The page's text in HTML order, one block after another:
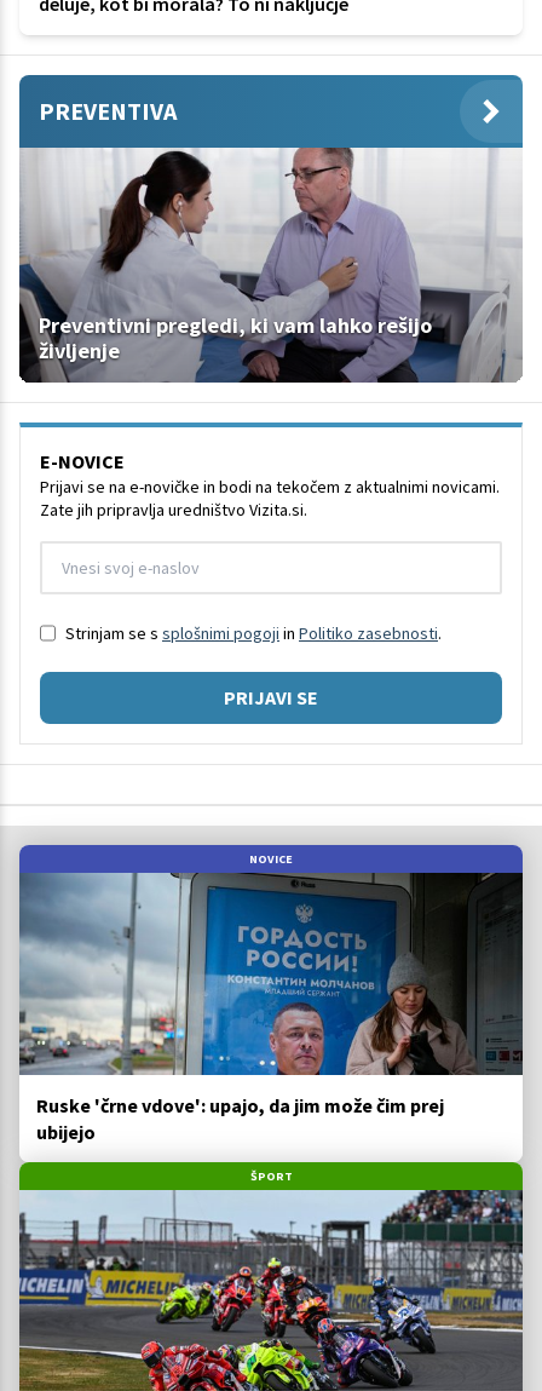
PREVENTIVA
Preventivni pregledi, ki vam lahko rešijo
življenje
E-NOVICE
Prijavi se na e-novičke in bodi na tekočem z aktualnimi novicami.
Zate jih pripravlja uredništvo Vizita.si.
Strinjam se s splošnimi pogoji in Politiko zasebnosti.
PRIJAVI SE
NOVICE
Ruske 'črne vdove': upajo, da jim može čim prej
ubijejo
ŠPORT